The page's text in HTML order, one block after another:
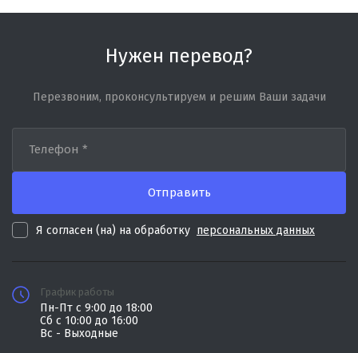
Нужен перевод?
Перезвоним, проконсультируем и решим Ваши задачи
Я согласен (на) на обработку персональных данных
График работы
Пн-Пт с 9:00 до 18:00
Сб с 10:00 до 16:00
Вс - Выходные